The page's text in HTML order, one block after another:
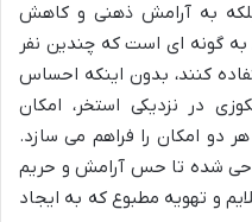
بلکه به آرامش ذهنی و کاهش
گونه ای است که چندین نفر
کنند، بدون اینکه احساس
در نزدیکی استخر، امکان
دو امکان را فراهم می سازد.
شده تا حس آرامش و حریم
و تهویه مطبوع که به ایجاد